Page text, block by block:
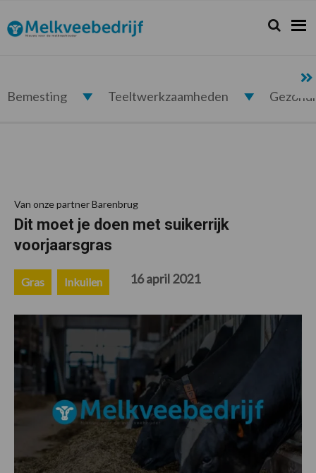
de
hoofdnavigatie
de
hoofd
de
eerste
de
voettekst
Melkveebedrijf.nl Zoeken...
Zoek
Bemesting Teeltwerkzaamheden
Van onze partner Barenbrug
Dit moet je doen met suikerrijk
voorjaarsgras
Gras Inkuilen 16 april 2021